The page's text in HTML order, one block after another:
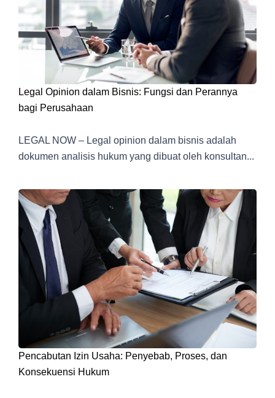
Legal Opinion dalam Bisnis: Fungsi dan Perannya
bagi Perusahaan
LEGAL NOW – Legal opinion dalam bisnis adalah
dokumen analisis hukum yang dibuat oleh konsultan...
Pencabutan Izin Usaha: Penyebab, Proses, dan
Konsekuensi Hukum